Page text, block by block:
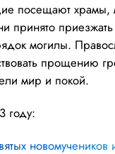
посещают храмы,
принято
могилы.
прощению
мир и покой.
году: